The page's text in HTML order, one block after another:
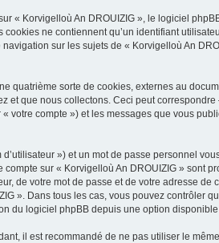
« Korvigelloù An DROUIZIG », le logiciel
ne contiennent qu’un identifiant
sur les sujets de « Korvigelloù An
quatrième sorte de cookies, externes au
et que nous collectons. Ceci peut
votre compte ») et les messages que vous
») et un mot de passe personnel
sur « Korvigelloù An DROUIZIG » sont
de votre mot de passe et de votre adresse
». Dans tous les cas, vous pouvez contrôler
du logiciel phpBB depuis une option disponible
il est recommandé de ne pas utiliser le